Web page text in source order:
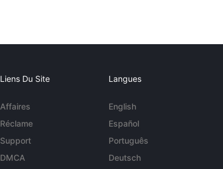
Liens Du Site
Affaires
Réclame
Support
DMCA
Langues
English
Español
Português
Deutsch